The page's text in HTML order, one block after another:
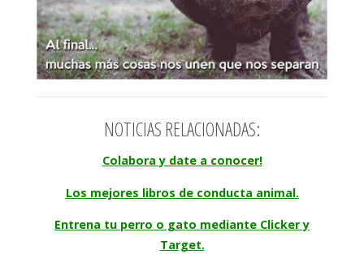
NOTICIAS RELACIONADAS:
Colabora y date a conocer!
Los mejores libros de conducta animal.
Entrena tu perro o gato mediante Clicker y
Target.